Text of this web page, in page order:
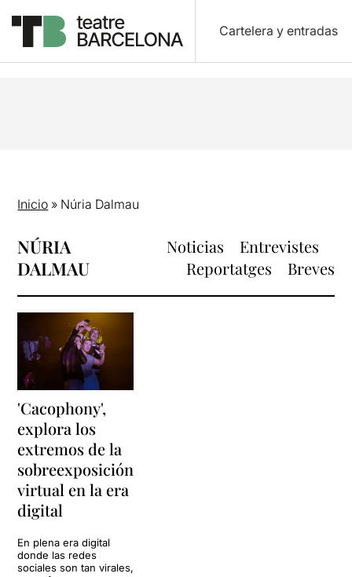
Cartelera y entradas
Inicio » Núria Dalmau
NÚRIA
DALMAU
Noticias
Entrevistes
Reportatges
Breves
'Cacophony',
explora los
extremos de la
sobreexposición
virtual en la era
digital
En plena era digital
donde las redes
sociales son tan virales,